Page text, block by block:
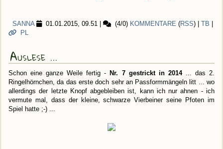
SANNA 01.01.2015, 09.51 (4/0) KOMMENTARE (RSS) | TB
PL
Auslese ...
Schon eine ganze Weile fertig - Nr. 7 gestrickt in 2014... das 2.
Ringelhörnchen, da das erste doch sehr an Passformmängeln litt ... wo
allerdings der letzte Knopf abgebleiben ist, kann ich nur ahnen - ich
vermute mal, dass der kleine, schwarze Vierbeiner seine Pfoten im
Spiel hatte ;-) ...